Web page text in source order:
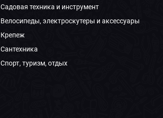
Садовая техника и инструмент
Велосипеды, электроскутеры и аксессуары
Крепеж
Сантехника
Спорт, туризм, отдых